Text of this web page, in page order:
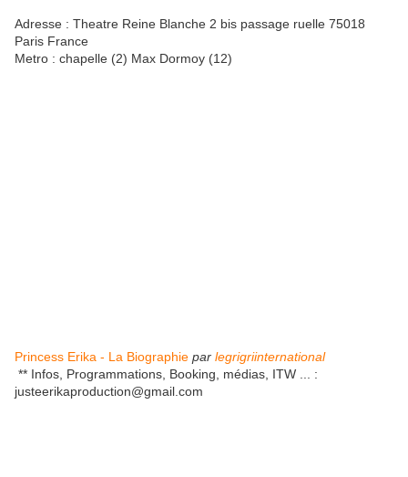
Adresse : Theatre Reine Blanche 2 bis passage ruelle 75018
Paris France
Metro : chapelle (2) Max Dormoy (12)
Princess Erika - La Biographie par legrigriinternational
** Infos, Programmations, Booking, médias, ITW ... :
justeerikaproduction@gmail.com